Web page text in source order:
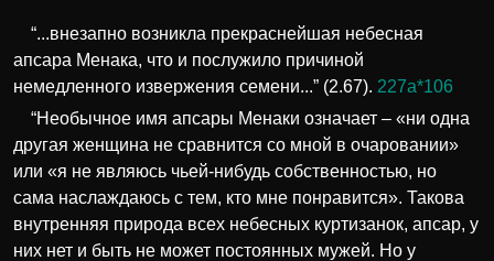
“...внезапно возникла прекраснейшая небесная
апсара Менака, что и послужило причиной
немедленного извержения семени...” (2.67). 227а*106
“Необычное имя апсары Менаки означает – «ни одна
другая женщина не сравнится со мной в очаровании»
или «я не являюсь чьей-нибудь собственностью, но
сама наслаждаюсь с тем, кто мне понравится». Такова
внутренняя природа всех небесных куртизанок, апсар, у
них нет и быть не может постоянных мужей. Но у